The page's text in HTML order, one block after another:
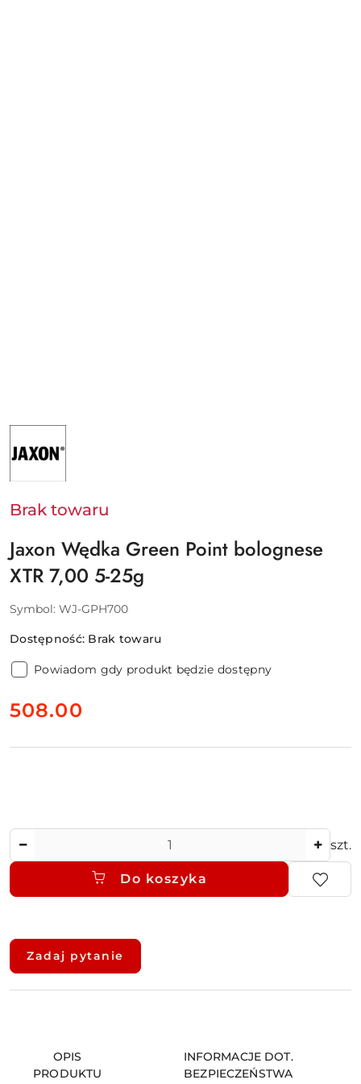
NAZWA
JAXON
SP.
O.O.
Brak towaru
Jaxon Wędka Green Point bolognese
XTR 7,00 5-25g
Symbol: WJ-GPH700
Dostępność: Brak towaru
Powiadom gdy produkt będzie dostępny
cena:
508.00
szt.
Do koszyka
Dostępność
dostawa
Zadaj pytanie
OPIS
PRODUKTU
INFORMACJE DOT.
BEZPIECZEŃSTWA